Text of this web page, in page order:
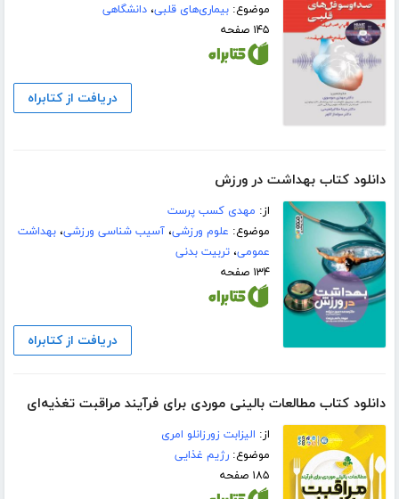
موضوع:بیماری‌های قلبی،دانشگاهی
۱۴۵ صفحه
دریافت از کتابراه
دانلود کتاب بهداشت در ورزش
از: مهدی کسب پرست
موضوع: علوم ورزشی،آسیب شناسی ورزشی،بهداشت
عمومی،تربیت بدنی
۱۳۴ صفحه
دریافت از کتابراه
دانلود کتاب مطالعات بالینی موردی برای فرآیند مراقبت تغذیه‌ای
از: الیزابت زورزانلو امری
موضوع:رژیم غذایی
۱۸۵ صفحه